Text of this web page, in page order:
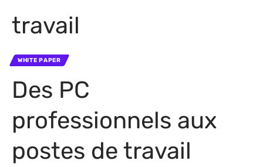
travail
WHITE PAPER
Des PC
professionnels aux
postes de travail